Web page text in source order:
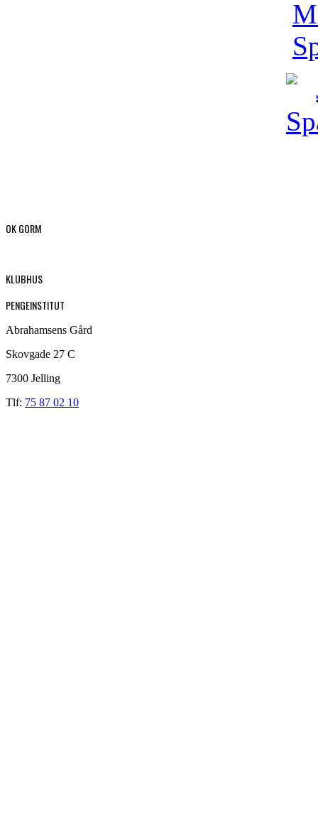
OK GORM
KLUBHUS
PENGEINSTITUT
Abrahamsens Gård
Skovgade 27 C
7300 Jelling
Tlf: 75 87 02 10